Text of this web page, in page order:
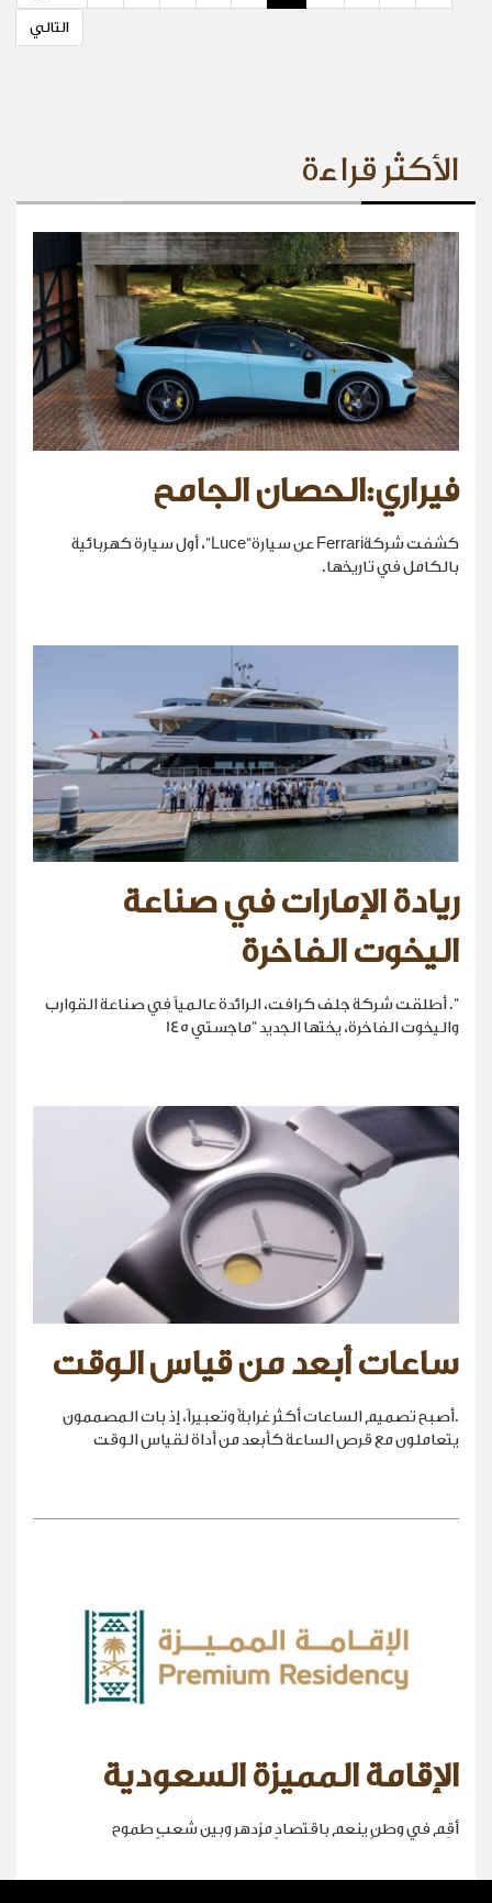
التالي
الأكثر قراءة
فيراري:الحصان الجامح
كشفت شركةFerrari عن سيارة“Luce”، أول سيارة كهربائية
بالكامل في تاريخها.
ريادة الإمارات في صناعة
اليخوت الفاخرة
". أطلقت شركة جلف كرافت، الرائدة عالمياً في صناعة القوارب
واليخوت الفاخرة، يختها الجديد "ماجستي 145
ساعات أبعد من قياس الوقت
.أصبح تصميم الساعات أكثر غرابةً وتعبيراً، إذ بات المصممون
يتعاملون مع قرص الساعة كأبعد من أداة لقياس الوقت
الإقامة المميزة السعودية
أقِم في وطنٍ ينعم باقتصادٍ مزدهر وبين شعبٍ طموح